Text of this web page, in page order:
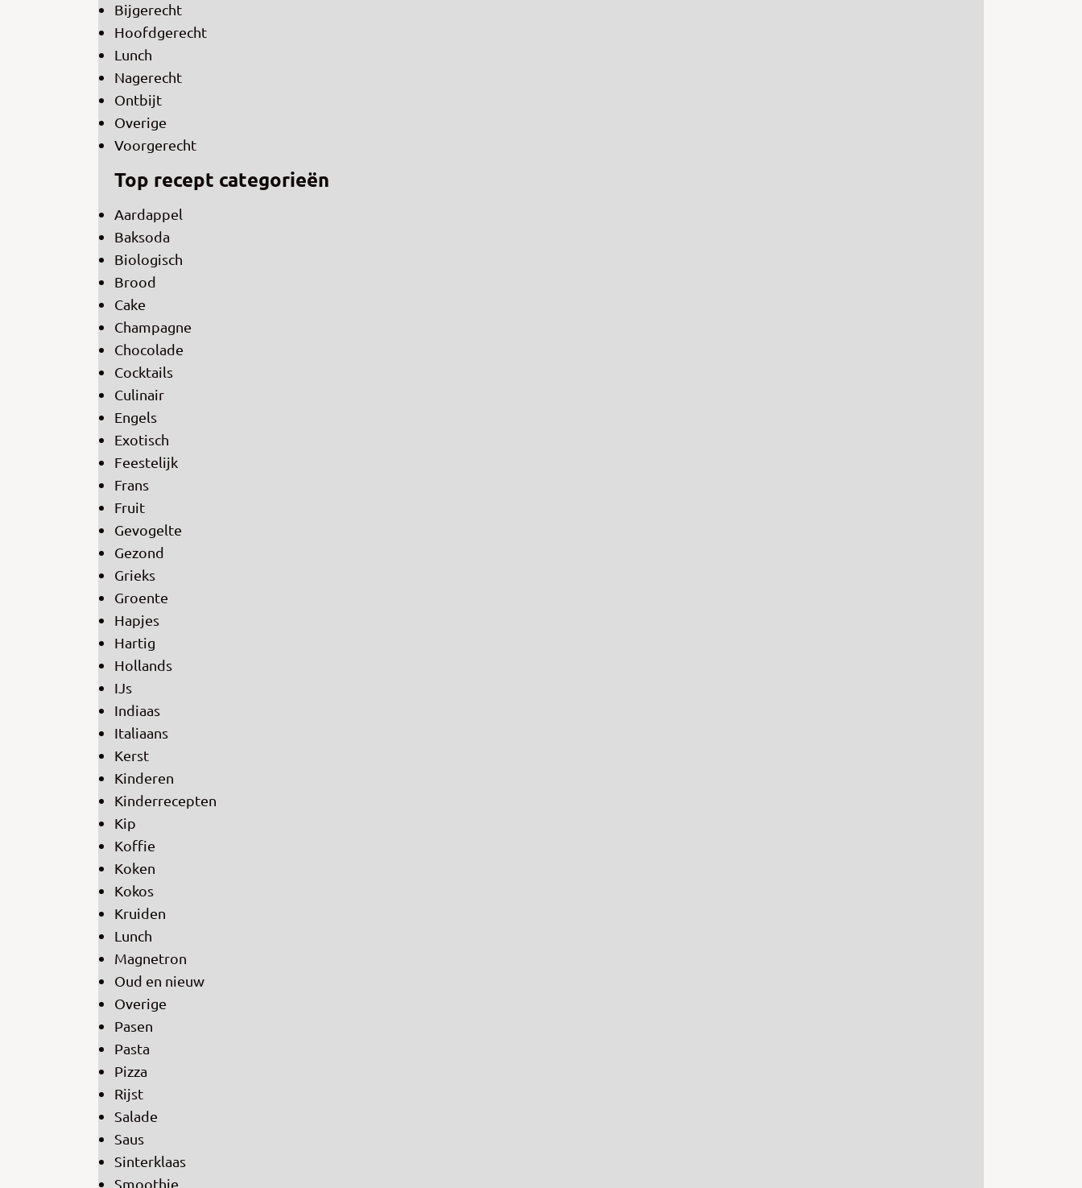
Bijgerecht
Hoofdgerecht
Lunch
Nagerecht
Ontbijt
Overige
Voorgerecht
Top recept categorieën
Aardappel
Baksoda
Biologisch
Brood
Cake
Champagne
Chocolade
Cocktails
Culinair
Engels
Exotisch
Feestelijk
Frans
Fruit
Gevogelte
Gezond
Grieks
Groente
Hapjes
Hartig
Hollands
IJs
Indiaas
Italiaans
Kerst
Kinderen
Kinderrecepten
Kip
Koffie
Koken
Kokos
Kruiden
Lunch
Magnetron
Oud en nieuw
Overige
Pasen
Pasta
Pizza
Rijst
Salade
Saus
Sinterklaas
Smoothie